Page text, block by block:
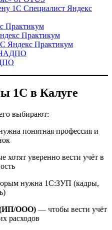
1С Специалист Яндекс
Практикум
Практикум
Яндекс Практикум
НАДПО
1С в Калуге
выбирают:
понятная профессия и
хотят уверенно вести учёт в
нужна 1С:ЗУП (кадры,
(ИП/ООО) — чтобы вести учёт
расходов